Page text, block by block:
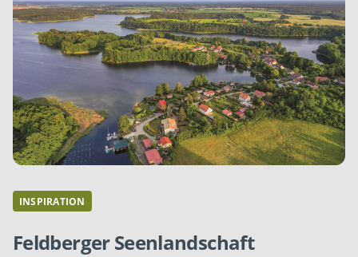
INSPIRATION
Feldberger Seenlandschaft